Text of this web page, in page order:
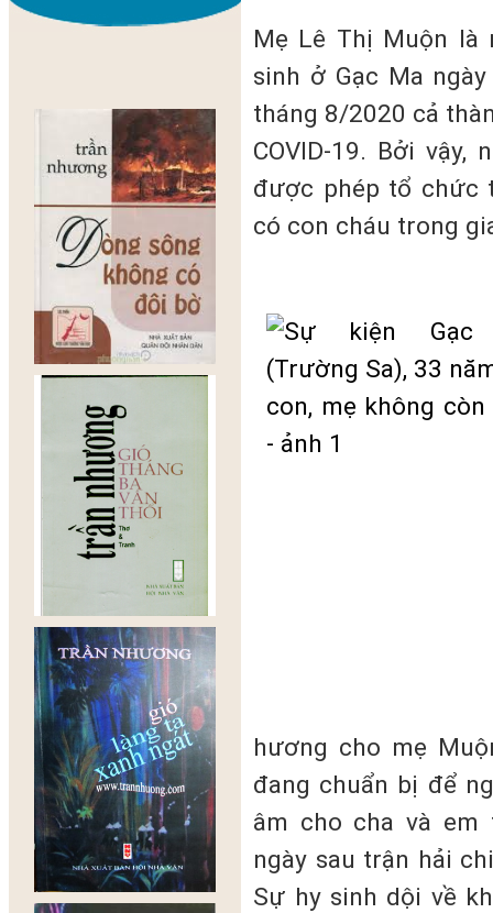
Mẹ Lê Thị Muộn là
sinh ở Gạc Ma
tháng 8/2020 cả
COVID-19. Bởi
được phép tổ chức
có con cháu trong
hương cho mẹ
đang chuẩn bị để
âm cho cha và
ngày sau trận hải
Sự hy sinh dội về